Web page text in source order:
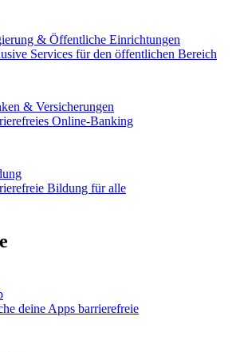
& Öffentliche Einrichtungen
Services für den öffentlichen Bereich
& Versicherungen
Online-Banking
Bildung für alle
deine Apps barrierefreie